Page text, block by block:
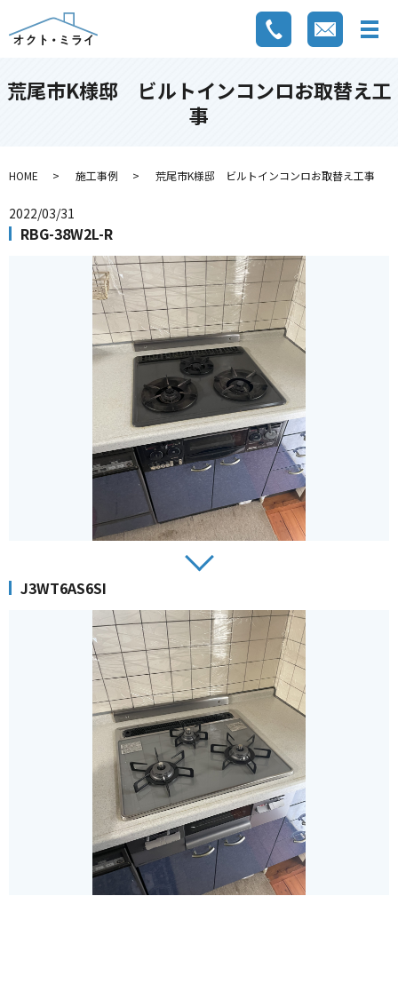
荒尾市K様邸 ビルトインコンロお取替え工
事
HOME 施工事例 荒尾市K様邸 ビルトインコンロお取替え工事
2022/03/31
RBG-38W2L-R
J3WT6AS6SI